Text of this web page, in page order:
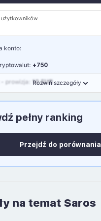
użytkowników
Rozwiń szczegóły
konto:
+750
- prowizja: 10 EUR
NIE
pełny ranking
Przejdź do porównania
na temat Saros